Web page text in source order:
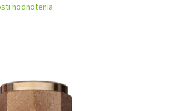
hodnotenia